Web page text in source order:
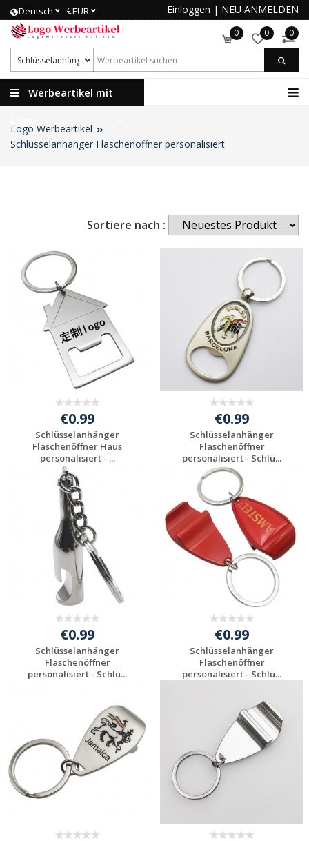
Deutsch €EUR Einloggen | NEU ANMELDEN
0 0 0
Werbeartikel mit
Logo Werbeartikel
Schlüsselanhänger Flaschenöffner personalisiert
Sortiere nach :
€0.99
Schlüsselanhänger
Flaschenöffner Haus
personalisiert - ...
Individuelles
Angebot anfordern
€0.99
Schlüsselanhänger
Flaschenöffner
personalisiert - Schlü...
Individuelles
Angebot anfordern
€0.99
Schlüsselanhänger
Flaschenöffner
personalisiert - Schlü...
Angebot anfordern
€0.99
Schlüsselanhänger
Flaschenöffner
personalisiert - Schlü...
Angebot anfordern